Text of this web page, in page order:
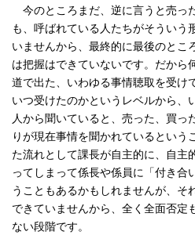
今のところまだ、逆に言うと売っ
も、呼ばれている人たちがそういう
いませんから、最終的に最後のとこ
は把握はできていないです。だから
道で出た、いわゆる事情聴取を受け
いつ受けたのかというレベルから、
人から聞いていると、売った、買っ
りが現在事情を聞かれているという
た流れとして課長が自主的に、自主
ってしまって係長や係員に「付き合
うこともあるかもしれませんが、そ
できていませんから、全く全面否定
ない段階です。